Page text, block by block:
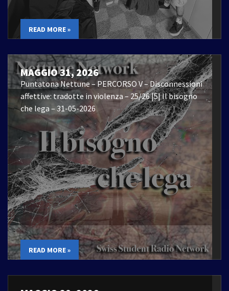
READ MORE »
MAGGIO 31, 2026
Puntatona Nettune – PERCORSO V – Disconnessioni
affettive: tradotte in violenza – 25/26 |5| Il bisogno
che lega – 31-05-2026
READ MORE »